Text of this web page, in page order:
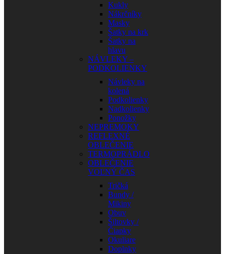
Kukly
Nákrčníky
Masky
Šatky na krk
Šatky na
hlavu
NÁVLEKY –
PODKOLIENKY
Návleky na
kolená
Podkolienky
Nadkolienky
Ponožky
NEPREMOKY
REFLEXNÉ
OBLEČENIE
TERMOPRÁDLO
OBLEČENIE
VOĽNÝ ČAS
Tričká
Bundy /
Mikiny
Obuv
Šiltovky /
Čiapky
Okuliare
Doplnky